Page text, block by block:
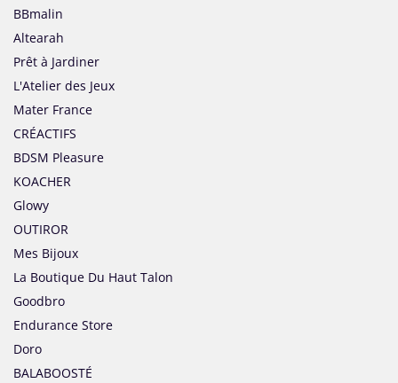
BBmalin
Altearah
Prêt à Jardiner
L'Atelier des Jeux
Mater France
CRÉACTIFS
BDSM Pleasure
KOACHER
Glowy
OUTIROR
Mes Bijoux
La Boutique Du Haut Talon
Goodbro
Endurance Store
Doro
BALABOOSTÉ